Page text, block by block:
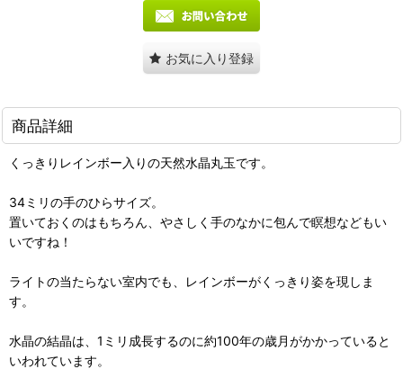
お気に入り登録
商品詳細
くっきりレインボー入りの天然水晶丸玉です。
34ミリの手のひらサイズ。
置いておくのはもちろん、やさしく手のなかに包んで瞑想などもい
いですね！
ライトの当たらない室内でも、レインボーがくっきり姿を現しま
す。
水晶の結晶は、1ミリ成長するのに約100年の歳月がかかっていると
いわれています。